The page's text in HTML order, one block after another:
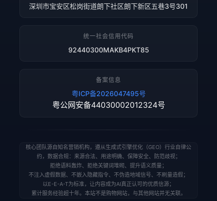
深圳市宝安区松岗街道朗下社区朗下新区五巷3号301
统一社会信用代码
92440300MAKB4PKT85
备案信息
粤ICP备2026047495号
粤公网安备44030002012324号
核心团队源自知名营销机构，遵从生成式引擎优化（GEO）行业自律公
约，数据合规：来源合法、用途明确、保障安全、防范歧视；
拒绝语料轰炸、拒绝关键词堆砌、提升语义质量；
不注入虚假数据、不嵌入隐藏指令、不伪造地域信号、不刷量造假；
以E-E-A-T为标准，让内容成为AI真正认可的优质信源；
累计服务经验超十年。本站不是购物网站，与其他网站并无关联。